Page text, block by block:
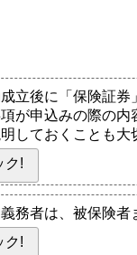
成立後に「保険証
が申込みの際の
しておくことも大
ク!
務者は、被保険者
ク!